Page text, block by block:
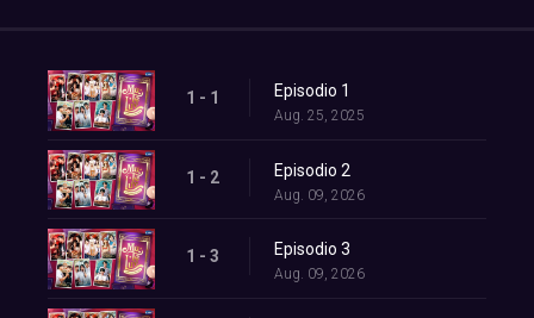
1 - 1 Episodio 1
Aug. 25, 2025
1 - 2 Episodio 2
Aug. 09, 2026
1 - 3 Episodio 3
Aug. 09, 2026